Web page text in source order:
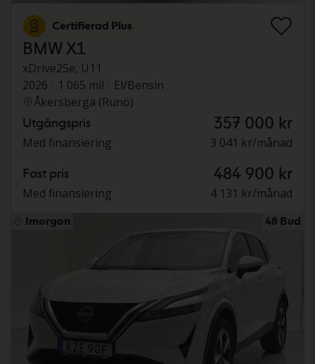
Certifierad Plus
BMW X1
xDrive25e, U11
2026
1 065 mil
El/Bensin
Åkersberga (Runö)
Utgångspris 357 000 kr
Med finansiering 3 041 kr/månad
Fast pris 484 900 kr
Med finansiering 4 131 kr/månad
Imorgon 48 Bud